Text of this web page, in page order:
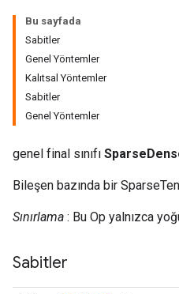
Bu sayfada
Sabitler
Genel Yöntemler
Kalıtsal Yöntemler
Sabitler
Genel Yöntemler
genel final sınıfı
Bileşen bazında bir
Sınırlama : Bu Op yalnızca
Sabitler